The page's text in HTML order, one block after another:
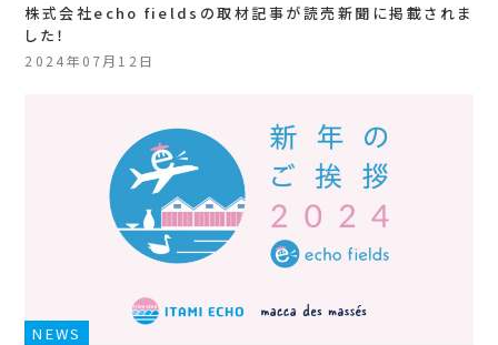
株式会社echo fieldsの取材記事が読売新聞に掲載されま
した！
2024年07月12日
NEWS